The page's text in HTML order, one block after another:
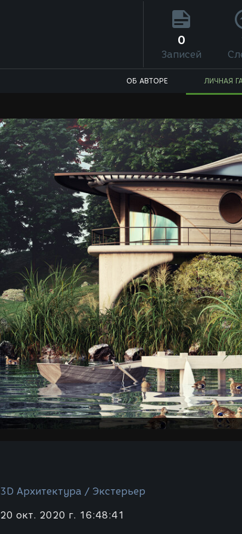
0
Записей
ОБ АВТОРЕ ЛИЧНАЯ
3D Архитектура / Экстерьер
20 окт. 2020 г. 16:48:41